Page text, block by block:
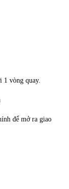
1 vòng quay.
để mở ra giao